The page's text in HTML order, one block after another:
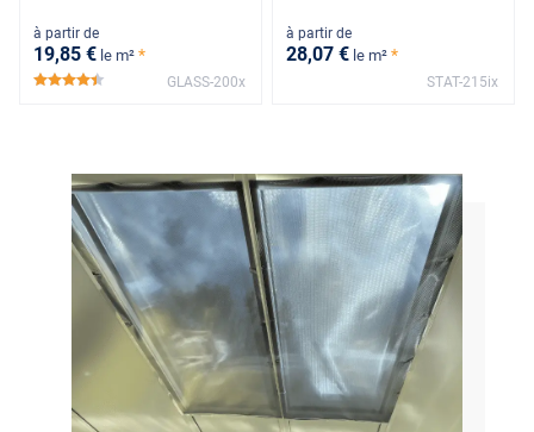
à partir de
19,85 € le m² *
*****
GLASS-200x
à partir de
28,07 € le m² *
STAT-215ix